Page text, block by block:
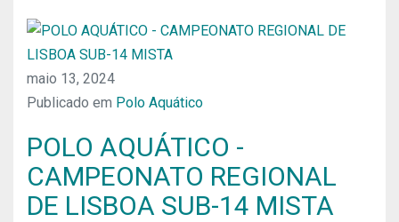
maio 13, 2024
Publicado em Polo Aquático
POLO AQUÁTICO -
CAMPEONATO REGIONAL
DE LISBOA SUB-14 MISTA